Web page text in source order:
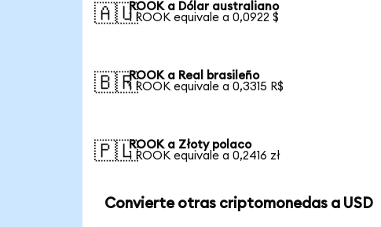
🇦🇺ROOK a Dólar australiano
1 ROOK equivale a 0,0922 $
🇧🇷ROOK a Real brasileño
1 ROOK equivale a 0,3315 R$
🇵🇱ROOK a Złoty polaco
1 ROOK equivale a 0,2416 zł
Convierte otras criptomonedas a USD